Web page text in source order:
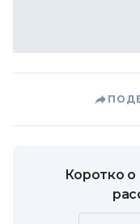
Коротко о